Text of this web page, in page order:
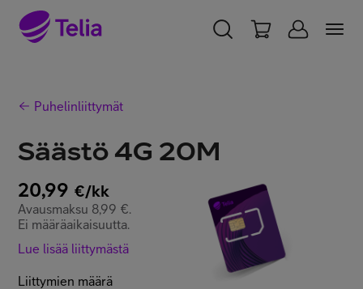
TELIA FINLAND
Liittymät ja palvelut
Laitteet
TV ja viihde
Puhelinliittymät
Säästö 4G 20M
20,99 €/kk
Avausmaksu 8,99 €.
Ei määräaikaisuutta.
Liittymien määrä
Lue lisää liittymästä